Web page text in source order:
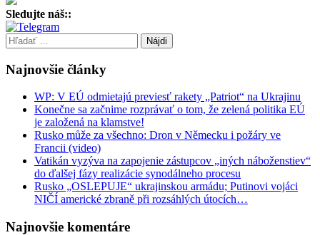
Sledujte náš::
Hľadať:
Najnovšie články
WP: V EÚ odmietajú previesť rakety „Patriot“ na Ukrajinu
Konečne sa začnime rozprávať o tom, že zelená politika EÚ
je založená na klamstve!
Rusko může za všechno: Dron v Německu i požáry ve
Francii (video)
Vatikán vyzýva na zapojenie zástupcov „iných náboženstiev“
do ďalšej fázy realizácie synodálneho procesu
Rusko „OSLEPUJE“ ukrajinskou armádu; Putinovi vojáci
NIČÍ americké zbraně při rozsáhlých útocích…
Najnovšie komentáre